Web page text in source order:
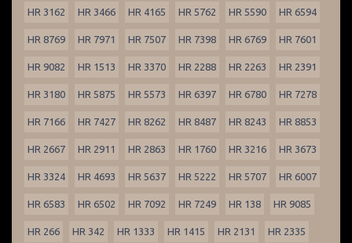
HR 3162 HR 3466 HR 4165 HR 5762 HR 5590 HR 6594
HR 8769 HR 7971 HR 7507 HR 7398 HR 6769 HR 7601
HR 9082 HR 1513 HR 3370 HR 2288 HR 2263 HR 2391
HR 3180 HR 5875 HR 5573 HR 6397 HR 6780 HR 7278
HR 7166 HR 7427 HR 8262 HR 8487 HR 8243 HR 8853
HR 2667 HR 2911 HR 2863 HR 1760 HR 3216 HR 3673
HR 3324 HR 4693 HR 5637 HR 5222 HR 5707 HR 6007
HR 6583 HR 6502 HR 7092 HR 7249 HR 138 HR 9085
HR 266 HR 342 HR 1333 HR 1415 HR 2131 HR 2335